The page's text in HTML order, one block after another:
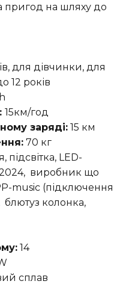
пригод на шляху до
для дівчинки, для
12 років
15км/год
заряді: 15 км
70 кг
підсвітка, LED-
2024, виробник що
music (підключення
колонка,
14
сплав